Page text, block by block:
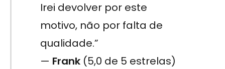
Irei devolver por este
motivo, não por falta de
qualidade.”
— Frank(5,0 de 5 estrelas)